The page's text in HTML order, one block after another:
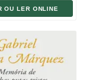
OU LER ONLINE